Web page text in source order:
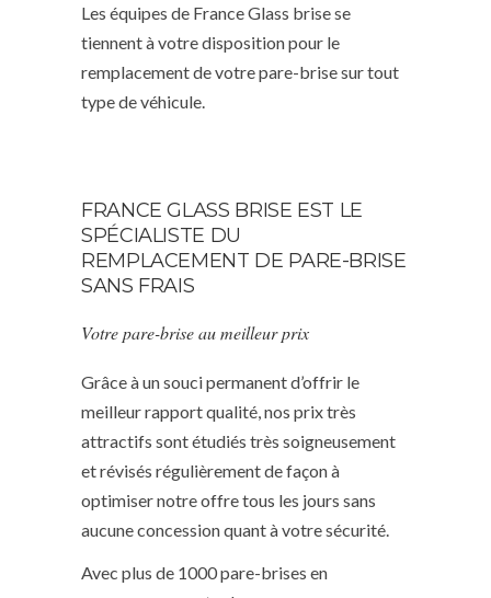
Les équipes de France Glass brise se
tiennent à votre disposition pour le
remplacement de votre pare-brise sur tout
type de véhicule.
FRANCE GLASS BRISE EST LE
SPÉCIALISTE DU
REMPLACEMENT DE PARE-BRISE
SANS FRAIS
Votre pare-brise au meilleur prix
Grâce à un souci permanent d’offrir le
meilleur rapport qualité, nos prix très
attractifs sont étudiés très soigneusement
et révisés régulièrement de façon à
optimiser notre offre tous les jours sans
aucune concession quant à votre sécurité.
Avec plus de 1000 pare-brises en